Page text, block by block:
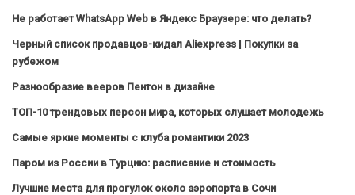
Не работает WhatsApp Web в Яндекс Браузере: что делать?
Черный список продавцов-кидал Aliexpress | Покупки за
рубежом
Разнообразие вееров Пентон в дизайне
ТОП-10 трендовых персон мира, которых слушает молодежь
Самые яркие моменты с клуба романтики 2023
Паром из России в Турцию: расписание и стоимость
Лучшие места для прогулок около аэропорта в Сочи